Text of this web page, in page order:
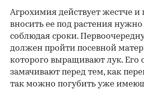
Агрохимия действует жестче и
вносить ее под растения нужно
соблюдая сроки.
должен пройти посевной
которого выращивают лук. Его
замачивают перед тем, как
так можно погубить уже